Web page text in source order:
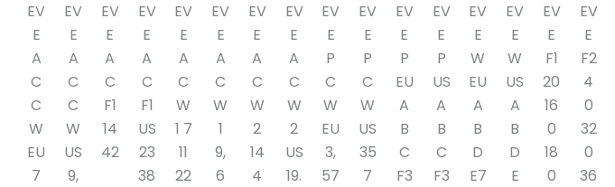
EV
E
A
C
C
W
EU
7
EV
E
A
C
C
W
US
9,
EV
E
A
C
F1
14
42
EV
E
A
C
F1
US
23
38
EV
E
A
C
W
1 7
11
22
EV
E
A
C
W
1
9,
6
EV
E
A
C
W
2
14
4
EV
E
A
C
W
2
US
19.
EV
E
P
C
W
EU
3,
57
EV
E
P
C
W
US
35
7
EV
E
P
EU
A
B
C
F3
EV
E
P
US
A
B
C
F3
EV
E
W
EU
A
B
D
E7
EV
E
W
US
A
B
D
E
EV
E
F1
20
16
0
18
0
EV
E
F2
4
0
32
0
36